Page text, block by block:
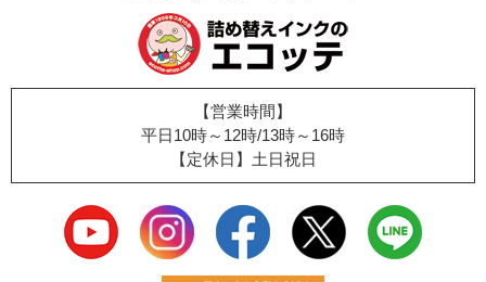
【営業時間】
平日10時～12時/13時～16時
【定休日】土日祝日